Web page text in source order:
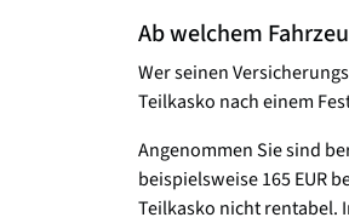
Ab welchem
Wer seinen
Teilkasko nach einem
Angenommen Sie sind
beispielsweise 165 EUR
Teilkasko nicht rentabel.